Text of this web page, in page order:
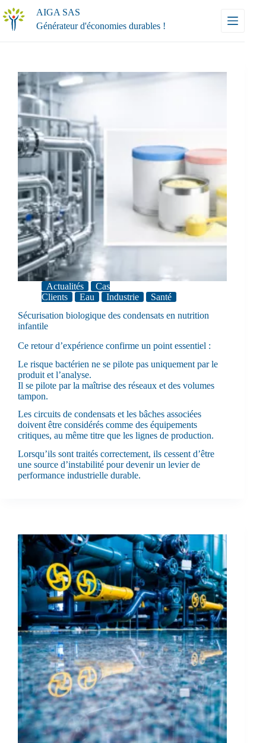
au
contenu
AIGA SAS
Générateur d'économies durables !
Actualités
Cas
Clients
Eau Industrie
Santé
Sécurisation biologique des condensats en nutrition
infantile
Ce retour d’expérience confirme un point essentiel :
Le risque bactérien ne se pilote pas uniquement par le
produit et l’analyse.
Il se pilote par la maîtrise des réseaux et des volumes
tampon.
Les circuits de condensats et les bâches associées
doivent être considérés comme des équipements
critiques, au même titre que les lignes de production.
Lorsqu’ils sont traités correctement, ils cessent d’être
une source d’instabilité pour devenir un levier de
performance industrielle durable.